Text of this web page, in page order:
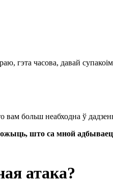
гэта часова, давай
вам больш неабходна ў
што са мной
атака?